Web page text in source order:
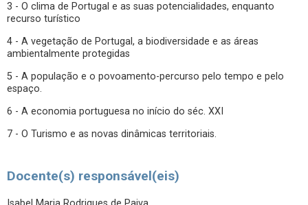
3 - O clima de Portugal e as suas potencialidades, enquanto
recurso turístico
4 - A vegetação de Portugal, a biodiversidade e as áreas
ambientalmente protegidas
5 - A população e o povoamento-percurso pelo tempo e pelo
espaço.
6 - A economia portuguesa no início do séc. XXI
7 - O Turismo e as novas dinâmicas territoriais.
Docente(s) responsável(eis)